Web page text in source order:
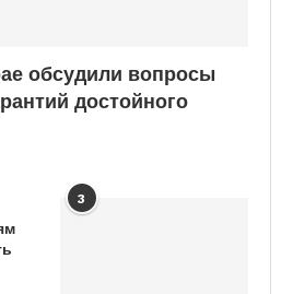
обсудили вопросы
достойного
3